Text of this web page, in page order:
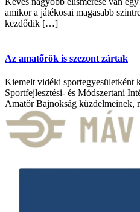
amikor a játékosai magasabb
kezdődik […]
Az amatőrök is szezont zártak
Kiemelt vidéki sportegyesületként
Sportfejlesztési- és Módszertani
Amatőr Bajnokság